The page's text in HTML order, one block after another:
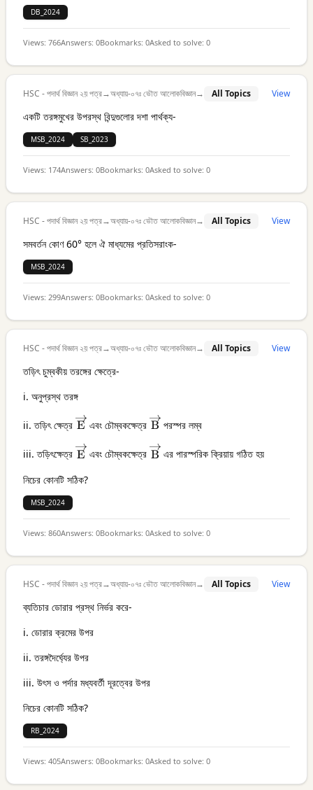
DB_2024
Views: 766Answers: 0Bookmarks: 0Asked to solve: 0
HSC - পদার্থ বিজ্ঞান ২য় পত্র→অধ্যায়-০৭ঃ ভৌত আলোকবিজ্ঞান→ All Topics View
একটি তরঙ্গমুখের উপরস্থ বিন্দুগুলোর দশা পার্থক্য-
MSB_2024 SB_2023
Views: 174Answers: 0Bookmarks: 0Asked to solve: 0
HSC - পদার্থ বিজ্ঞান ২য় পত্র→অধ্যায়-০৭ঃ ভৌত আলোকবিজ্ঞান→ All Topics View
সমবর্তন কোণ 60° হলে ঐ মাধ্যমের প্রতিসরাংক-
MSB_2024
Views: 299Answers: 0Bookmarks: 0Asked to solve: 0
HSC - পদার্থ বিজ্ঞান ২য় পত্র→অধ্যায়-০৭ঃ ভৌত আলোকবিজ্ঞান→ All Topics View
তড়িৎ চুম্বকীয় তরঙ্গের ক্ষেত্রে-
i. অনুপ্রস্থ তরঙ্গ
ii. তড়িৎ ক্ষেত্র \overrightarrow{\mathrm{E}}
E এবং চৌম্বকক্ষেত্র B পরস্পর লম্ব
iii. তড়িৎক্ষেত্র \overrightarrow{\mathrm{E}}
E এবং চৌম্বকক্ষেত্র B এর পারস্পরিক ক্রিয়ায় গঠিত হয়
নিচের কোনটি সঠিক?
MSB_2024
Views: 860Answers: 0Bookmarks: 0Asked to solve: 0
HSC - পদার্থ বিজ্ঞান ২য় পত্র→অধ্যায়-০৭ঃ ভৌত আলোকবিজ্ঞান→ All Topics View
ব্যতিচার ডোরার প্রস্থ নির্ভর করে-
i. ডোরার ক্রমের উপর
ii. তরঙ্গদৈর্ঘ্যের উপর
iii. উৎস ও পর্দার মধ্যবর্তী দূরত্বের উপর
নিচের কোনটি সঠিক?
RB_2024
Views: 405Answers: 0Bookmarks: 0Asked to solve: 0